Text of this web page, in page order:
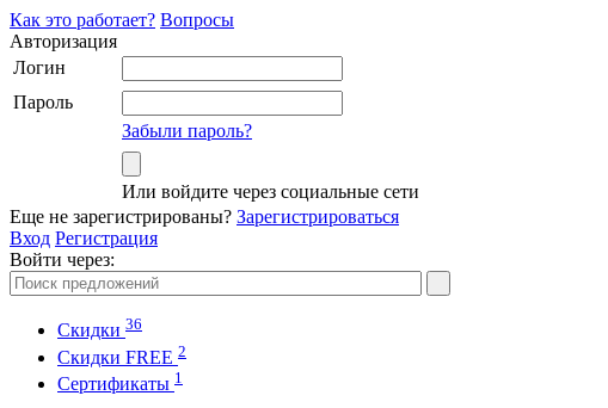
Как это работает? Вопросы
Авторизация
Логин
Пароль
Забыли пароль?
Или войдите через социальные сети
Еще не зарегистрированы? Зарегистрироваться
Вход Регистрация
Войти через:
Скидки 36
Cкидки FREE 2
Cертификаты 1